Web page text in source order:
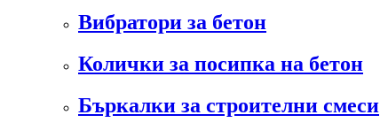
Вибратори за бетон
Колички за посипка на бетон
Бъркалки за строителни смеси